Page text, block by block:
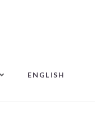
ENGLISH